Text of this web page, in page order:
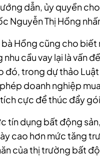
dẫn, ủy quyền
Nguyễn Thị Hồng
Hồng cũng cho biết
cầu vay lại là vấn
đó, trong dự thảo
doanh nghiệp
cực để thúc đẩy
tín dụng bất động
cao hơn mức tăng
của thị trường bất